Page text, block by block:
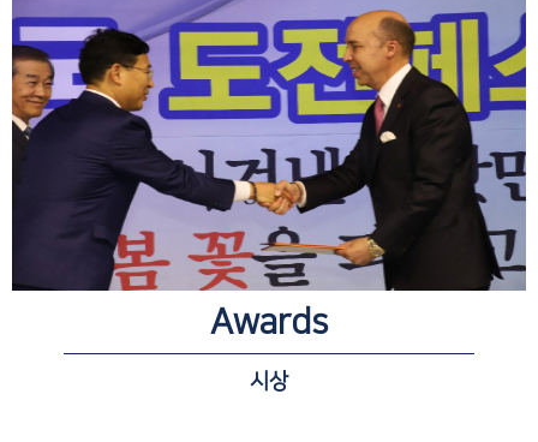
Awards
시상